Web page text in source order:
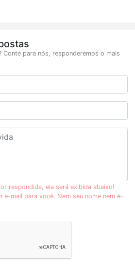
Conte para nós, responderemos o mais
respondida, ela será exibida abaixo!
e-mail para você. Nem seu nome nem e-